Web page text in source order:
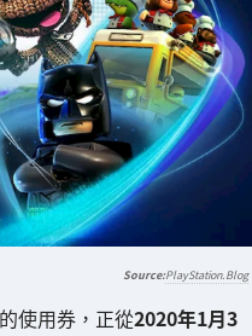
PlayStation.Blog
使用券，正從2020年1月3